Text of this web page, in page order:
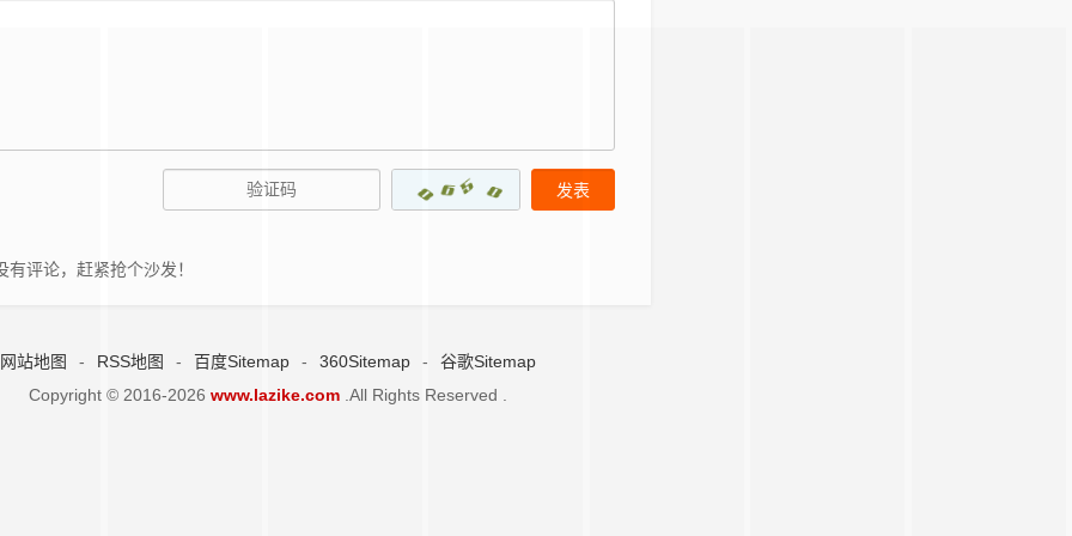
有评论，赶紧抢个沙发！
网站地图 - RSS地图 - 百度Sitemap - 360Sitemap -
谷歌Sitemap
Copyright © 2016-2026 www.lazike.com .All Rights Reserved .